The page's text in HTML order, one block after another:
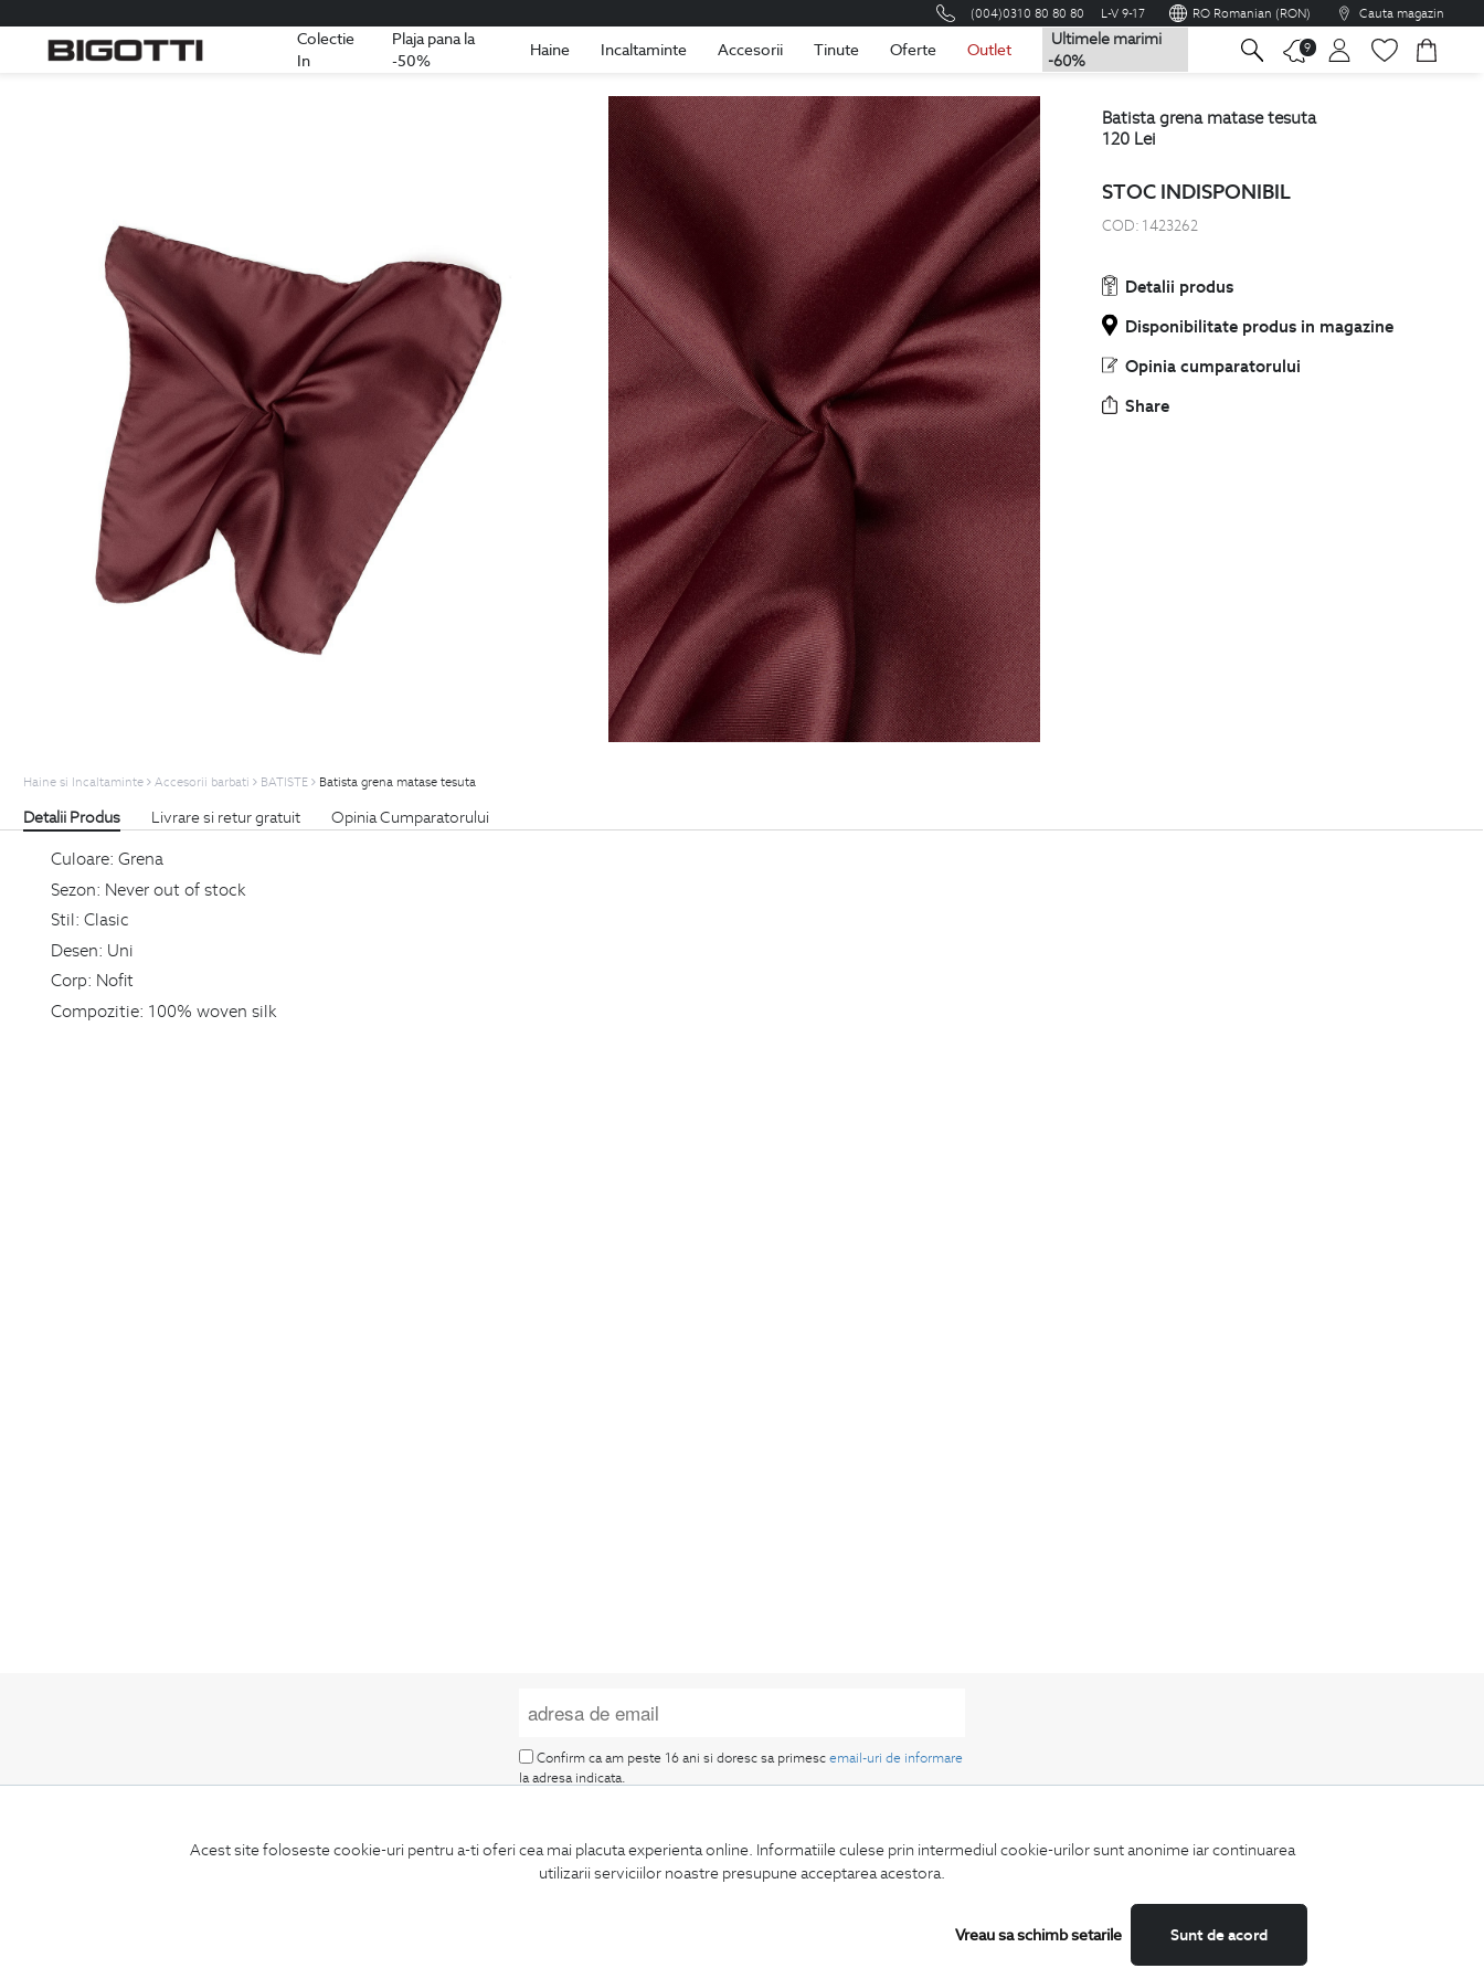
Acest site foloseste cookie-uri pentru a-ti oferi cea mai placuta experienta online. Informatiile culese prin intermediul cookie-urilor sunt anonime iar continuarea
utilizarii serviciilor noastre presupune acceptarea acestora.
Sunt de acord
Vreau sa schimb setarile
(004)0310 80 80 80 L-V 9-17 RO Romanian (RON) Cauta magazin
Colectie
In
Plaja pana la
-50%
Haine Incaltaminte Accesorii Tinute Oferte Outlet
Ultimele marimi
-60%
9
Romania Romana
batista grena matase tesuta
120 Lei
STOC INDISPONIBIL
COD: 1423262
Detalii produs
Disponibilitate produs in magazine
Opinia cumparatorului
Share
Haine si Incaltaminte Accesorii barbati BATISTE Batista grena matase tesuta
Detalii Produs Livrare si retur gratuit Opinia Cumparatorului
Culoare: Grena
Sezon: Never out of stock
Stil: Clasic
Desen: Uni
Corp: Nofit
Compozitie: 100% woven silk
LA NEWSLETTER
Confirm ca am peste 16 ani si doresc sa primescemail-uri de informare
la adresa indicata.